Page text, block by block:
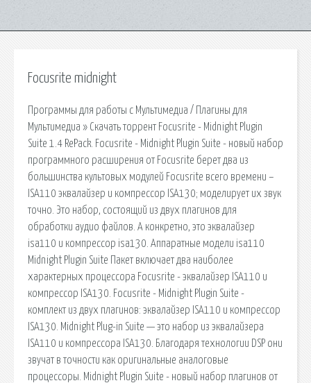
Focusrite midnight
Программы для работы с Мультимедиа / Плагины для
Мультимедиа » Скачать торрент Focusrite - Midnight Plugin
Suite 1.4 RePack. Focusrite - Midnight Plugin Suite - новый набор
программного расширения от Focusrite берет два из
большинства культовых модулей Focusrite всего времени –
ISA110 эквалайзер и компрессор ISA130; моделирует их звук
точно. Это набор, состоящий из двух плагинов для
обработки аудио файлов. А конкретно, это эквалайзер
isa110 и компрессор isa130. Аппаратные модели isa110
Midnight Plugin Suite Пакет включает два наиболее
характерных процессора Focusrite - эквалайзер ISA110 и
компрессор ISA130. Focusrite - Midnight Plugin Suite -
комплект из двух плагинов: эквалайзер ISA110 и компрессор
ISA130. Midnight Plug-in Suite — это набор из эквалайзера
ISA110 и компрессора ISA130. Благодаря технологии DSP они
звучат в точности как оригинальные аналоговые
процессоры. Midnight Plugin Suite - новый набор плагинов от